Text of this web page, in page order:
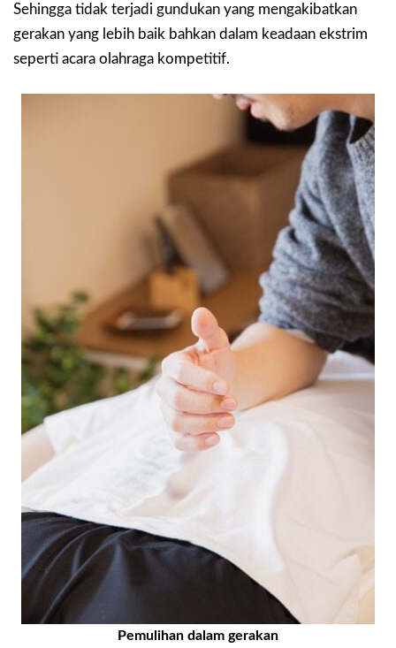
Sehingga tidak terjadi gundukan yang mengakibatkan
gerakan yang lebih baik bahkan dalam keadaan ekstrim
seperti acara olahraga kompetitif.
Pemulihan dalam gerakan